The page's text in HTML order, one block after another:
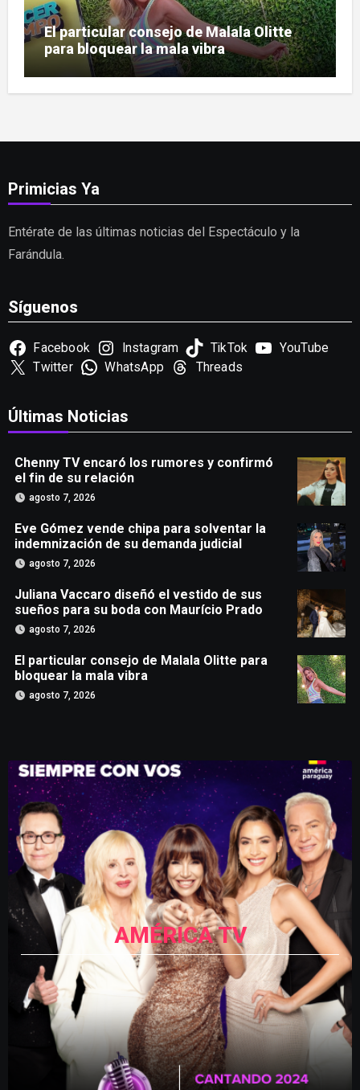
El particular consejo de Malala Olitte
para bloquear la mala vibra
Primicias Ya
Entérate de las últimas noticias del Espectáculo y la
Farándula.
Síguenos
Facebook Instagram TikTok
YouTube
Twitter
WhatsApp Threads
Últimas Noticias
Chenny TV encaró los rumores y confirmó
el fin de su relación
agosto 7, 2026
Eve Gómez vende chipa para solventar la
indemnización de su demanda judicial
agosto 7, 2026
Juliana Vaccaro diseñó el vestido de sus
sueños para su boda con Maurício Prado
agosto 7, 2026
El particular consejo de Malala Olitte para
bloquear la mala vibra
agosto 7, 2026
AMÉRICA TV